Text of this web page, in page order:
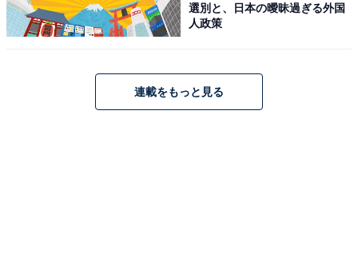
選別と、日本の曖昧過ぎる外国
人政策
連載をもっと見る